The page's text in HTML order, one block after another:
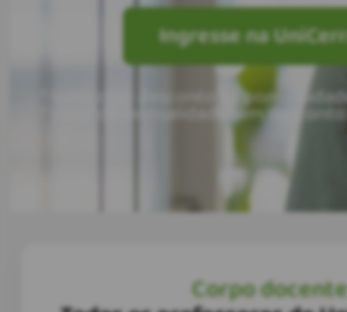
Ingresse na
* Valor com desconto de
* Valor da mensalidade sem
Corpo docente